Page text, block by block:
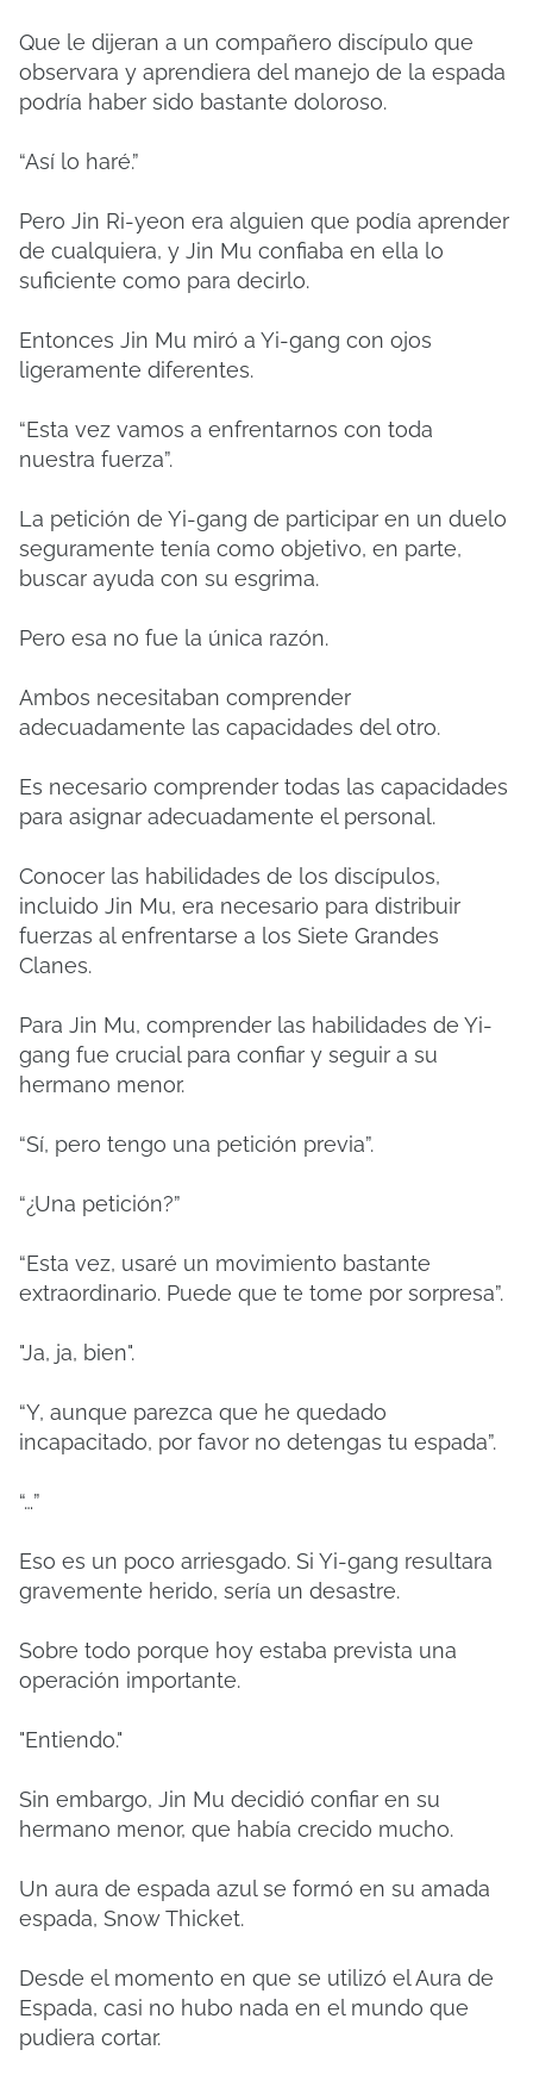
Que le dijeran a un compañero discípulo que
observara y aprendiera del manejo de la espada
podría haber sido bastante doloroso.
“Así lo haré.”
Pero Jin Ri-yeon era alguien que podía aprender
de cualquiera, y Jin Mu confiaba en ella lo
suficiente como para decirlo.
Entonces Jin Mu miró a Yi-gang con ojos
ligeramente diferentes.
“Esta vez vamos a enfrentarnos con toda
nuestra fuerza”.
La petición de Yi-gang de participar en un duelo
seguramente tenía como objetivo, en parte,
buscar ayuda con su esgrima.
Pero esa no fue la única razón.
Ambos necesitaban comprender
adecuadamente las capacidades del otro.
Es necesario comprender todas las capacidades
para asignar adecuadamente el personal.
Conocer las habilidades de los discípulos,
incluido Jin Mu, era necesario para distribuir
fuerzas al enfrentarse a los Siete Grandes
Clanes.
Para Jin Mu, comprender las habilidades de Yi-
gang fue crucial para confiar y seguir a su
hermano menor.
“Sí, pero tengo una petición previa”.
“¿Una petición?”
“Esta vez, usaré un movimiento bastante
extraordinario. Puede que te tome por sorpresa”.
"Ja, ja, bien".
“Y, aunque parezca que he quedado
incapacitado, por favor no detengas tu espada”.
“…”
Eso es un poco arriesgado. Si Yi-gang resultara
gravemente herido, sería un desastre.
Sobre todo porque hoy estaba prevista una
operación importante.
"Entiendo."
Sin embargo, Jin Mu decidió confiar en su
hermano menor, que había crecido mucho.
Un aura de espada azul se formó en su amada
espada, Snow Thicket.
Desde el momento en que se utilizó el Aura de
Espada, casi no hubo nada en el mundo que
pudiera cortar.